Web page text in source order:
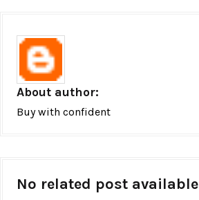
About author:
Buy with confident
No related post available